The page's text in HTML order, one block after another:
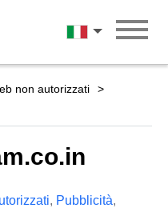
Italiano
non autorizzati
, Pubblicità,